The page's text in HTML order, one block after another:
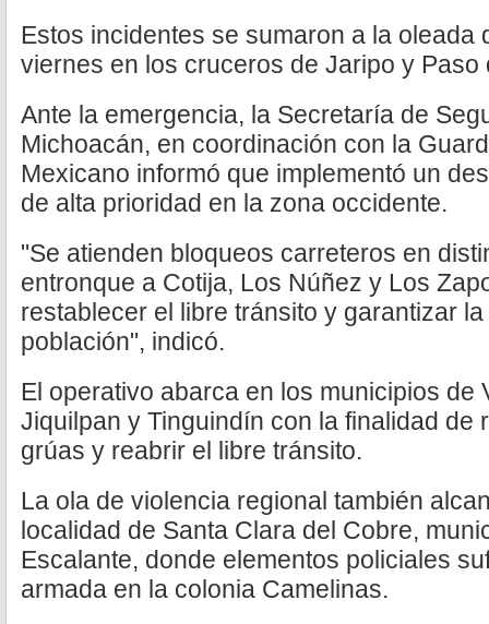
Estos incidentes se sumaron a la oleada
viernes en los cruceros de Jaripo y Paso
Ante la emergencia, la Secretaría de
Michoacán, en coordinación con la
Mexicano informó que implementó un
de alta prioridad en la zona occidente.
"Se atienden bloqueos carreteros en
entronque a Cotija, Los Núñez y Los
restablecer el libre tránsito y garantizar
población", indicó.
El operativo abarca en los municipios de
Jiquilpan y Tinguindín con la finalidad de
grúas y reabrir el libre tránsito.
La ola de violencia regional también
localidad de Santa Clara del Cobre,
Escalante, donde elementos policiales
armada en la colonia Camelinas.